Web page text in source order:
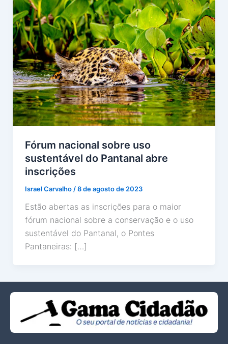
Fórum nacional sobre uso
sustentável do Pantanal abre
inscrições
Israel Carvalho /8 de agosto de 2023
Estão abertas as inscrições para o maior
fórum nacional sobre a conservação e o uso
sustentável do Pantanal, o Pontes
Pantaneiras: […]